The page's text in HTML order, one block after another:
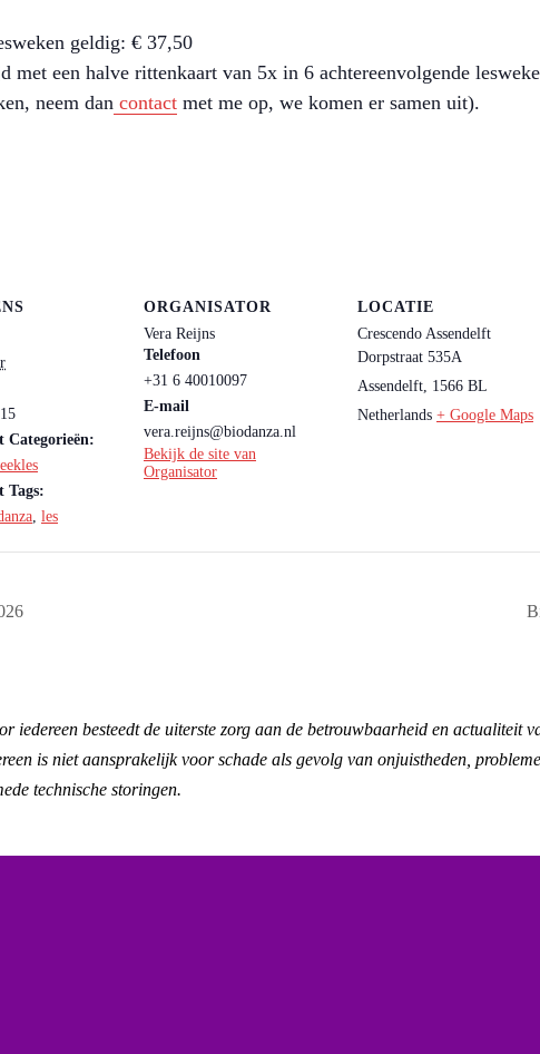
geldig: € 37,50
met een halve rittenkaart van 5x in 6 achtereenvolgende
neem dan contact met me op, we komen er samen uit).
Categorieën:
Tags:
les
ORGANISATOR
Vera Reijns
Telefoon
+31 6 40010097
E-mail
vera.reijns@biodanza.nl
Bekijk de site van
Organisator
LOCATIE
Crescendo Assendelft
Dorpstraat 535A
Assendelft 1566 BL
Netherlands + Google Maps
iedereen besteedt de uiterste zorg aan de betrouwbaarheid en actualiteit
is niet aansprakelijk voor schade als gevolg van onjuistheden,
technische storingen.